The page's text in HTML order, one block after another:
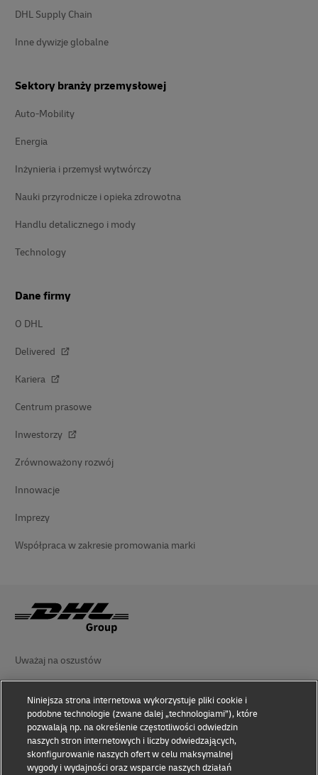
DHL Supply Chain
Inne dywizje globalne
Sektory branży przemysłowej
Auto-Mobility
Energia
Inżynieria i przemysł wytwórczy
Nauki przyrodnicze i opieka zdrowotna
Handlu detalicznego i mody
Technology
Dane firmy
O DHL
Delivered
Kariera
Centrum prasowe
Inwestorzy
Zrównoważony rozwój
Innowacje
Imprezy
Współpraca w zakresie promowania marki
Uważaj na oszustów
Zasady użytkowania
Oświadczenie o prywatności
Ułatwienia dostępu
Niniejsza strona internetowa wykorzystuje pliki cookie i
podobne technologie (zwane dalej „technologiami”), które
pozwalają np. na określenie częstotliwości odwiedzin
naszych stron internetowych i liczby odwiedzających,
skonfigurowanie naszych ofert w celu maksymalnej
wygody i wydajności oraz wsparcie naszych działań